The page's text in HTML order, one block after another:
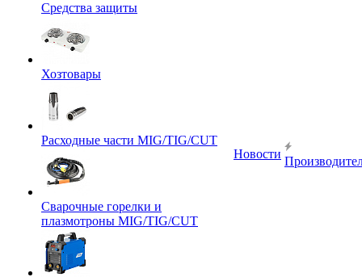
Средства защиты
Хозтовары
Расходные части MIG/TIG/CUT
Сварочные горелки и
плазмотроны MIG/TIG/CUT
Новости